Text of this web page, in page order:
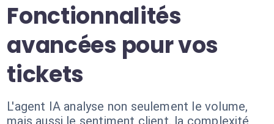
Fonctionnalités
avancées pour vos
tickets
L'agent IA analyse non seulement le volume,
mais aussi le sentiment client, la complexité